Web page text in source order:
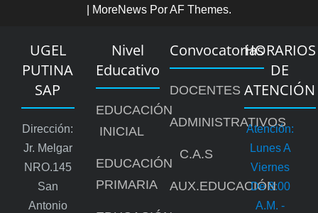
MoreNews Por AF Themes.
UGEL
PUTINA
SAP
Dirección:
Jr. Melgar
NRO.145
San
Antonio
Nivel
Educativo
EDUCACIÓN
INICIAL
EDUCACIÓN
PRIMARIA
Convocatorias
DOCENTES
ADMINISTRATIVOS
C.A.S
AUX.EDUCACIÓN
HORARIOS
DE
ATENCIÓN
Atención:
Lunes A
Viernes
De 8:00
A.m. -